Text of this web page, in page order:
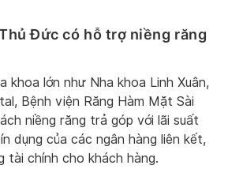
Đức có hỗ trợ niềng răng
khoa lớn như Nha khoa Linh Xuân,
Bệnh viện Răng Hàm Mặt Sài
niềng răng trả góp với lãi suất
dụng của các ngân hàng liên kết,
tài chính cho khách hàng.